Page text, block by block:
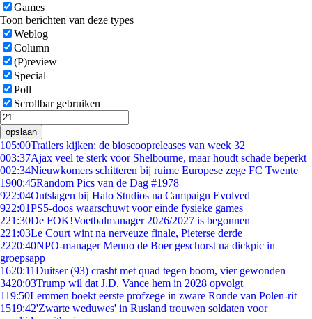
Games
Toon berichten van deze types
Weblog
Column
(P)review
Special
Poll
Scrollbar gebruiken
opslaan
105:00Trailers kijken: de bioscoopreleases van week 32
003:37Ajax veel te sterk voor Shelbourne, maar houdt schade beperkt
002:34Nieuwkomers schitteren bij ruime Europese zege FC Twente
1900:45Random Pics van de Dag #1978
922:04Ontslagen bij Halo Studios na Campaign Evolved
922:01PS5-doos waarschuwt voor einde fysieke games
221:30De FOK!Voetbalmanager 2026/2027 is begonnen
221:03Le Court wint na nerveuze finale, Pieterse derde
2220:40NPO-manager Menno de Boer geschorst na dickpic in
groepsapp
1620:11Duitser (93) crasht met quad tegen boom, vier gewonden
3420:03Trump wil dat J.D. Vance hem in 2028 opvolgt
119:50Lemmen boekt eerste profzege in zware Ronde van Polen-rit
1519:42'Zwarte weduwes' in Rusland trouwen soldaten voor